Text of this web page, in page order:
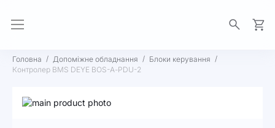
Головна Допоміжне обладнання
Блоки керування
Контролер BMS DEYE BOS-А-PDU-2
Перейти